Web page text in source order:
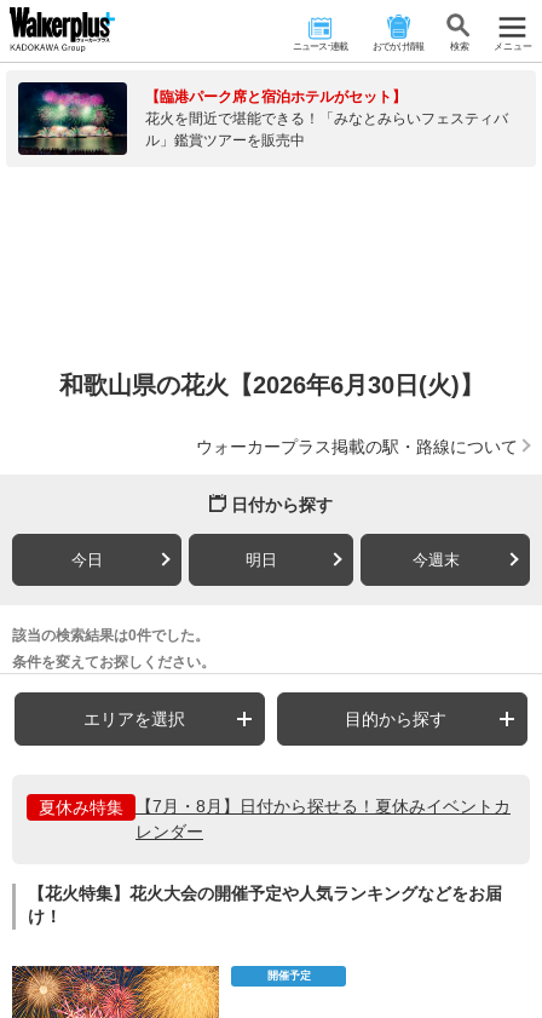
ニュース･連載 おでかけ情報 検 索 メニュー
【臨港パーク席と宿泊ホテルがセット】
花火を間近で堪能できる！「みなとみらいフェスティバ
ル」鑑賞ツアーを販売中
和歌山県の花火【2026年6月30日(火)】
ウォーカープラス掲載の駅・路線について
日付から探す
今日 明日 今週末
該当の検索結果は0件でした。
条件を変えてお探しください。
エリアを選択 目的から探す
夏休み特集
【7月・8月】日付から探せる！夏休みイベントカ
レンダー
【花火特集】花火大会の開催予定や人気ランキングなどをお届
け！
開催予定